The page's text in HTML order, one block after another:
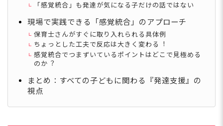
「感覚統合」も発達が気になる⼦だけの話ではない
現場で実践できる「感覚統合」のアプローチ
保育⼠さんがすぐに取り⼊れられる具体例
ちょっとした⼯夫で反応は⼤きく変わる︕
感覚統合でつまずいているポイントはどこで⾒極める
のか︖
まとめ：すべての⼦どもに関わる『発達⽀援』の
視点